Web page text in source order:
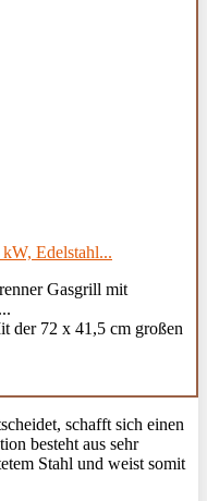
Edelstahl...
Gasgrill mit
72 x 41,5 cm großen
schafft sich einen
besteht aus sehr
Stahl und weist somit